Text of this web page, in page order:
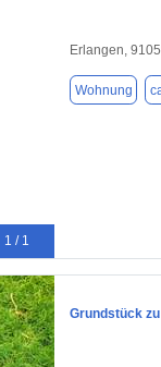
1 / 1
Erlangen,
Wohnung
Grundstück